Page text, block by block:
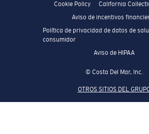
Cookie Policy
California
Aviso de incentivos
Política de privacidad de datos de
consumidor
Aviso de HIPAA
© Costa Del Mar, Inc.
OTROS SITIOS DEL